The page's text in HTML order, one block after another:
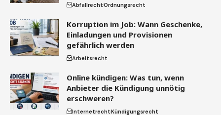
AbfallrechtOrdnungsrecht
Korruption im Job: Wann Geschenke,
Einladungen und Provisionen
gefährlich werden
Arbeitsrecht
Online kündigen: Was tun, wenn
Anbieter die Kündigung unnötig
erschweren?
InternetrechtKündigungsrecht